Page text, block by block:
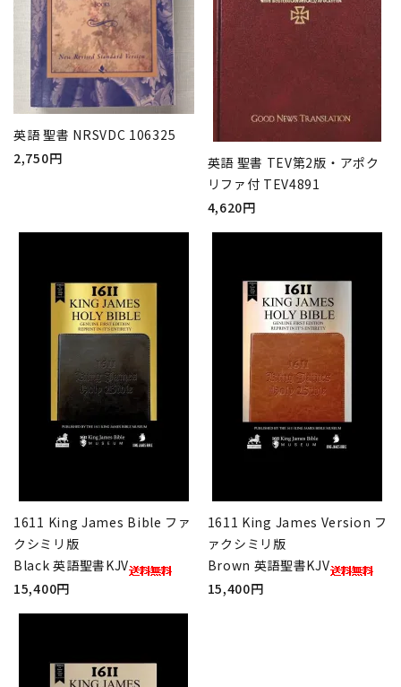
英語 聖書 NRSVDC 106325
2,750円
英語 聖書 TEV第2版・アポク
リファ付 TEV4891
4,620円
1611 King James Bible ファ
クシミリ版
Black 英語聖書KJV
15,400円
1611 King James Version フ
ァクシミリ版
Brown 英語聖書KJV
15,400円